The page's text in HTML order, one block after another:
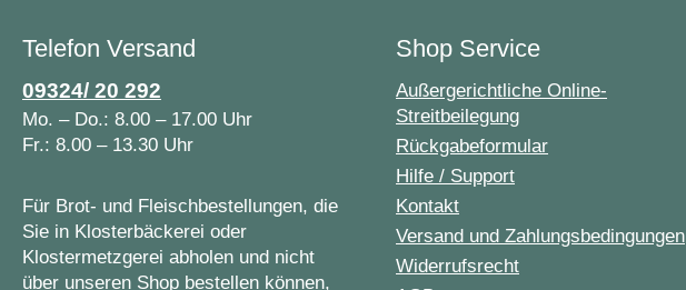
Telefon Versand
09324/ 20 292
Mo. – Do.: 8.00 – 17.00 Uhr
Fr.: 8.00 – 13.30 Uhr
Für Brot- und Fleischbestellungen, die
Sie in Klosterbäckerei oder
Klostermetzgerei abholen und nicht
über unseren Shop bestellen können,
Shop Service
Außergerichtliche Online-
Streitbeilegung
Rückgabeformular
Hilfe / Support
Kontakt
Versand und Zahlungsbedingungen
Widerrufsrecht